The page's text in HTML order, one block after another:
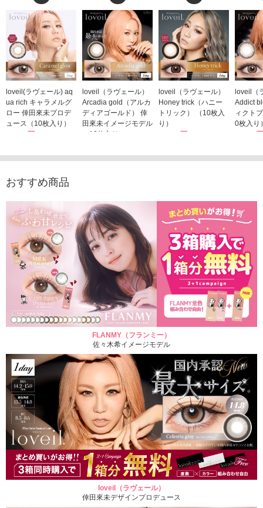
loveil(ラヴェール) aq
ua rich キャラメルグ
ロー 倖田來未プロデ
ュース（10枚入り）
1,760円
loveil（ラヴェール）
Arcadia gold（アルカ
ディアゴールド） 倖
田來未イメージモデル
（10枚入り）
loveil（ラヴェール）
Honey trick（ハニー
トリック） （10枚入
り）
1,760円
loveil（
Addict
ィクト
0枚入り
1,760
おすすめ商品
FLANMY（フランミー）
佐々木希イメージモデル
loveil（ラヴェール）
倖田來未デザインプロデュース